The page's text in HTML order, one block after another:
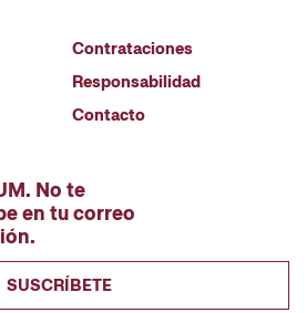
Contrataciones
Responsabilidad
Contacto
No te
en tu correo
SUSCRÍBETE